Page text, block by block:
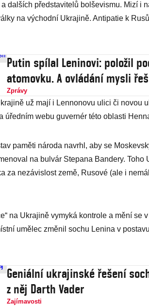
dalších představitelů bolševismu. Mizí i
na východní Ukrajině. Antipatie k
Putin spílal Leninovi: položil
atomovku. A ovládání mysli
Zprávy
už mají i Lennonovu ulici či novou
úředním webu guvernér této oblasti
paměti národa navrhl, aby se
na bulvár Stepana Bandery. Toho
za nezávislost země, Rusové (ale i
na Ukrajině vymyká kontrole a mění se
umělec změnil sochu Lenina v
Geniální ukrajinské řešení
z něj Darth Vader
Zajímavosti